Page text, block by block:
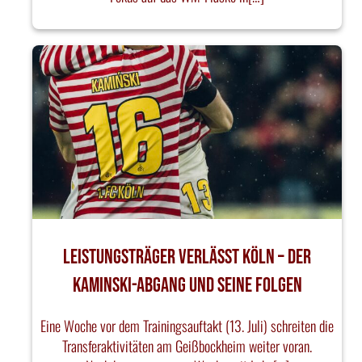
Leistungsträger verlässt Köln – Der
Kaminski-Abgang und seine Folgen
Eine Woche vor dem Trainingsauftakt (13. Juli) schreiten die
Transferaktivitäten am Geißbockheim weiter voran.